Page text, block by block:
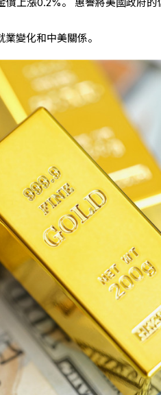
變化和中美關係。